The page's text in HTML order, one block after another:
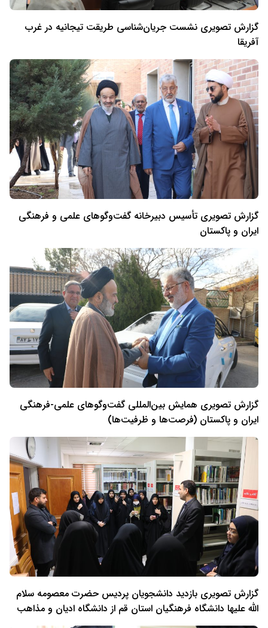
گزارش تصویری نشست جریان‌شناسی طریقت تیجانیه در غرب
آفریقا
گزارش تصویری تأسیس دبیرخانه گفت‌وگوهای علمی و فرهنگی
ایران و پاکستان
گزارش تصویری همایش بین‌المللی گفت‌و‌گوهای علمی-فرهنگی
ایران و پاکستان (فرصت‌ها و ظرفیت‌ها)
گزارش تصویری بازدید دانشجویان پردیس حضرت معصومه سلام
الله علیها دانشگاه فرهنگیان استان قم از دانشگاه ادیان و مذاهب